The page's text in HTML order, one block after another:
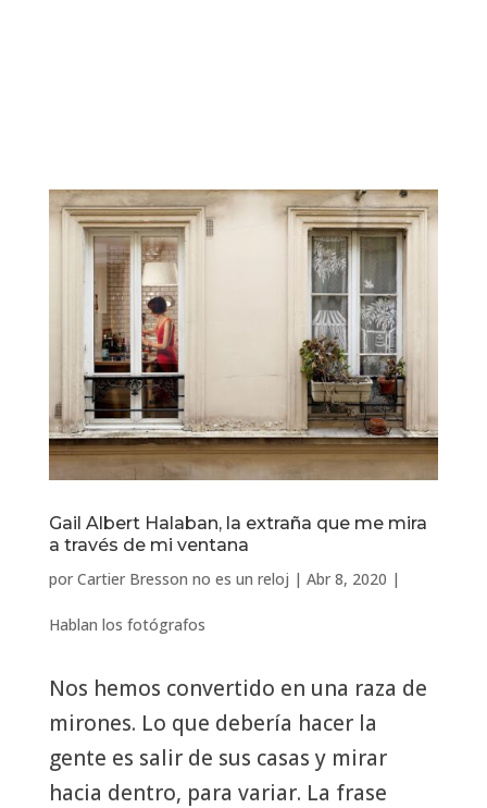
Gail Albert Halaban, la extraña que me mira
a través de mi ventana
por Cartier Bresson no es un reloj | Abr 8, 2020 |
Hablan los fotógrafos
Nos hemos convertido en una raza de
mirones. Lo que debería hacer la
gente es salir de sus casas y mirar
hacia dentro, para variar. La frase